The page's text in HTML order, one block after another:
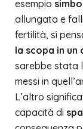
esempio
allungata e
fertilità, si
la scopa in un
sarebbe stata
messi in
L’altro
capacità di